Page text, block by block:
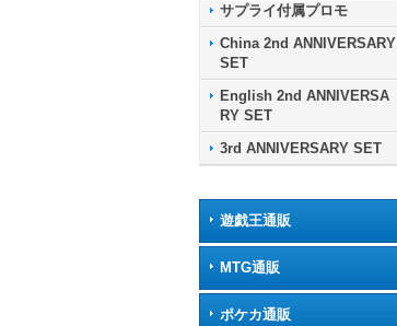
サプライ付属プロモ
China 2nd ANNIVERSARY
SET
English 2nd ANNIVERSA
RY SET
3rd ANNIVERSARY SET
遊戯王通販
MTG通販
ポケカ通販